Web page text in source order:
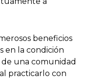
beneficios
en la condición
una comunidad
practicarlo con